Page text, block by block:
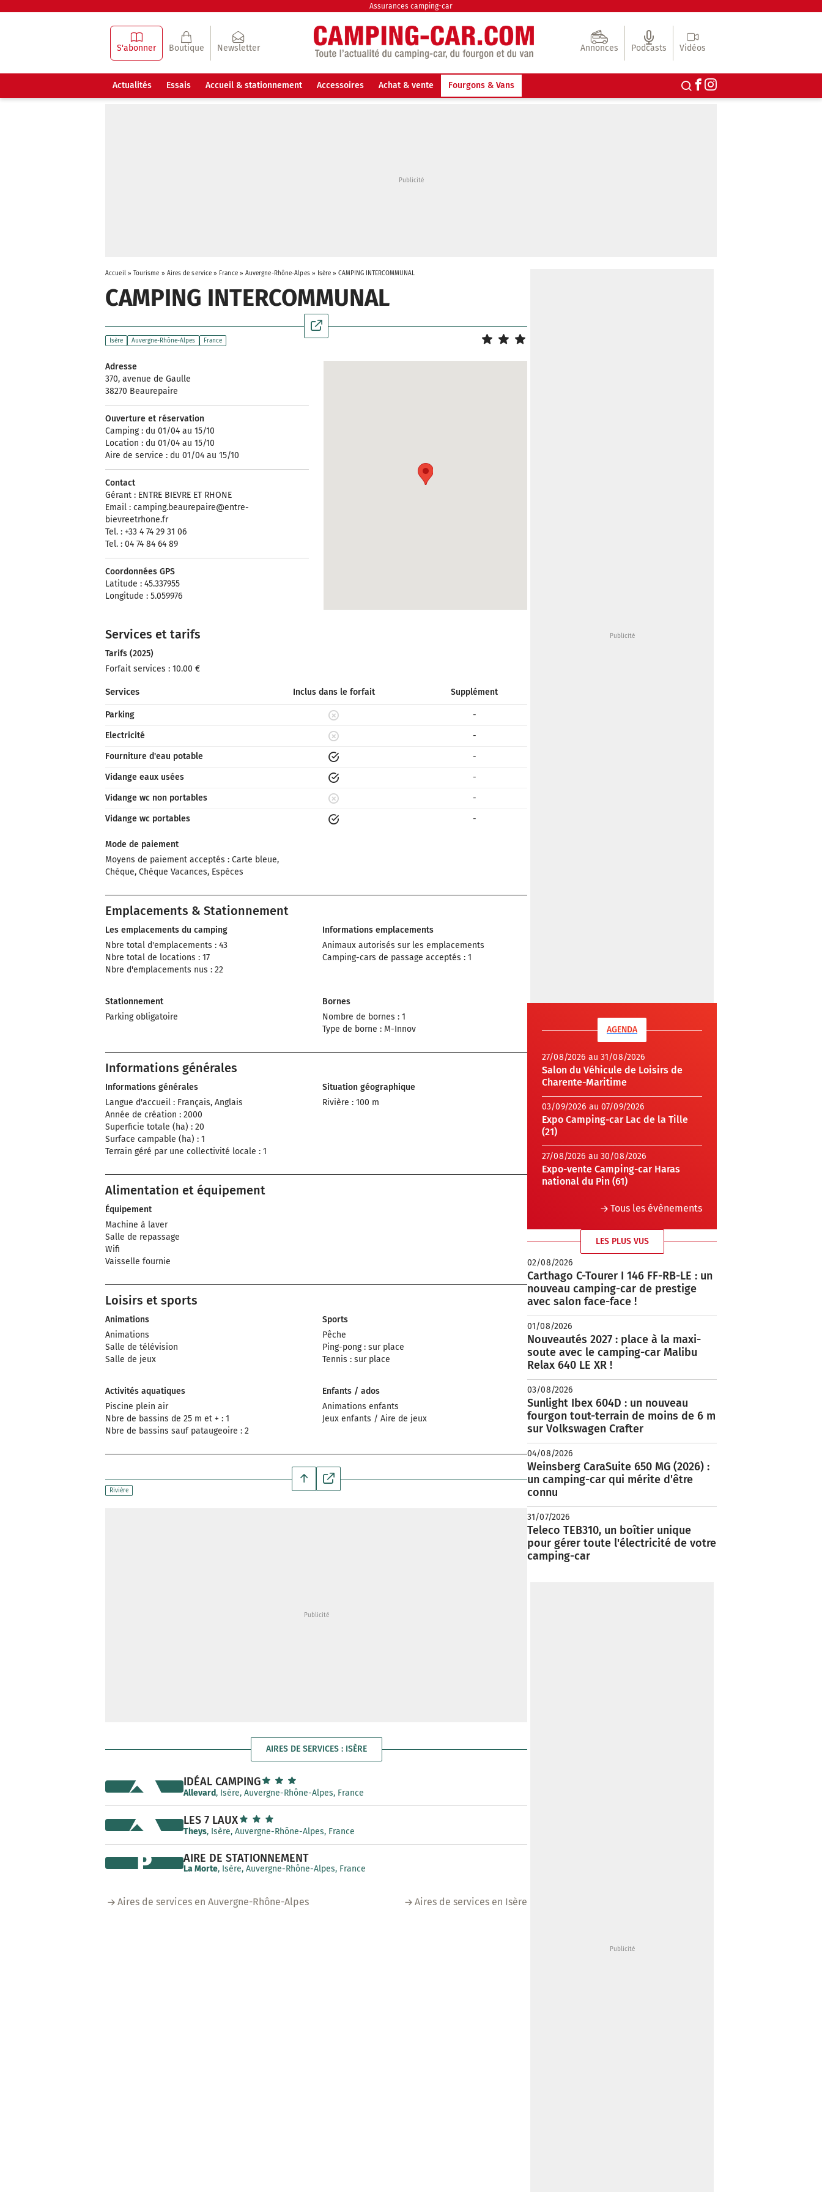
Assurances camping-car
S'abonner Boutique Newsletter Annonces Podcasts Vidéos
Actualités Essais Accueil & stationnement Accessoires Achat & vente Fourgons & Vans
Accueil» Tourisme » Aires de service » France» Auvergne-Rhône-Alpes» Isère »CAMPING INTERCOMMUNAL
CAMPING INTERCOMMUNAL
Isère Auvergne-Rhône-Alpes France
Adresse
370, avenue de Gaulle
38270 Beaurepaire
Ouverture et réservation
Camping : du 01/04 au 15/10
Location : du 01/04 au 15/10
Aire de service : du 01/04 au 15/10
Contact
Gérant : ENTRE BIEVRE ET RHONE
Email : camping.beaurepaire@entre-
bievreetrhone.fr
Tel. : +33 4 74 29 31 06
Tel. : 04 74 84 64 89
Coordonnées GPS
Latitude : 45.337955
Longitude : 5.059976
Services et tarifs
Tarifs (2025)
Forfait services : 10.00 €
Services Inclus dans le forfait Supplément
Parking
-
Electricité
-
Fourniture d'eau potable
-
Vidange eaux usées
-
Vidange wc non portables
-
Vidange wc portables
-
Mode de paiement
Moyens de paiement acceptés : Carte bleue,
Chèque, Chèque Vacances, Espèces
Emplacements & Stationnement
Les emplacements du camping
Nbre total d'emplacements : 43
Nbre total de locations : 17
Nbre d'emplacements nus : 22
Informations emplacements
Animaux autorisés sur les emplacements
Camping-cars de passage acceptés : 1
Stationnement
Parking obligatoire
Bornes
Nombre de bornes : 1
Type de borne : M-Innov
Informations générales
Informations générales
Langue d'accueil : Français, Anglais
Année de création : 2000
Superficie totale (ha) : 20
Surface campable (ha) : 1
Terrain géré par une collectivité locale : 1
Situation géographique
Rivière : 100 m
Alimentation et équipement
Équipement
Machine à laver
Salle de repassage
Wifi
Vaisselle fournie
Loisirs et sports
Animations
Animations
Salle de télévision
Salle de jeux
Sports
Pêche
Ping-pong : sur place
Tennis : sur place
Activités aquatiques
Piscine plein air
Nbre de bassins de 25 m et + : 1
Nbre de bassins sauf pataugeoire : 2
Enfants / ados
Animations enfants
Jeux enfants / Aire de jeux
Rivière
AIRES DE SERVICES : ISÈRE
IDÉAL CAMPING
Allevard, Isère, Auvergne-Rhône-Alpes, France
LES 7 LAUX
Theys, Isère, Auvergne-Rhône-Alpes, France
AIRE DE STATIONNEMENT
La Morte, Isère, Auvergne-Rhône-Alpes, France
P
Aires de services en Auvergne-Rhône-Alpes Aires de services en Isère
AGENDA
27/08/2026 au 31/08/2026
Salon du Véhicule de Loisirs de
Charente-Maritime
03/09/2026 au 07/09/2026
Expo Camping-car Lac de la Tille
(21)
27/08/2026 au 30/08/2026
Expo-vente Camping-car Haras
national du Pin (61)
Tous les évènements
LES PLUS VUS
02/08/2026
Carthago C-Tourer I 146 FF-RB-LE : un
nouveau camping-car de prestige
avec salon face-face !
01/08/2026
Nouveautés 2027 : place à la maxi-
soute avec le camping-car Malibu
Relax 640 LE XR !
03/08/2026
Sunlight Ibex 604D : un nouveau
fourgon tout-terrain de moins de 6 m
sur Volkswagen Crafter
04/08/2026
Weinsberg CaraSuite 650 MG (2026) :
un camping-car qui mérite d'être
connu
31/07/2026
Teleco TEB310, un boîtier unique
pour gérer toute l'électricité de votre
camping-car